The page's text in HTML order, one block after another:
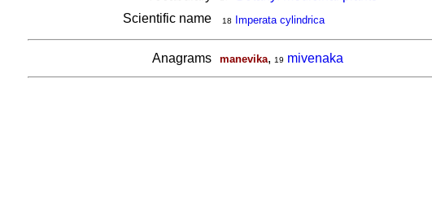
Scientific name
18 Imperata cylindrica
Anagrams manevika, 19 mivenaka